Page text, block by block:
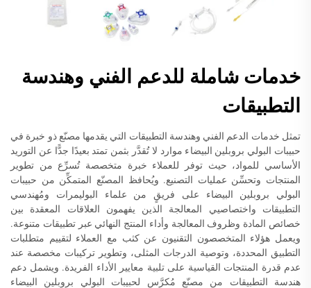
خدمات شاملة للدعم الفني وهندسة
التطبيقات
تمثل خدمات الدعم الفني وهندسة التطبيقات التي يقدمها مصنّع ذو خبرة في
حبيبات البولي بروبلين البيضاء موارد لا تُقدَّر بثمن تمتد بعيدًا جدًّا عن التوريد
الأساسي للمواد، حيث توفر للعملاء خبرة متخصصة تُسرِّع من تطوير
المنتجات وتحسِّن عمليات التصنيع. ويُحافظ المصنّع المتمكِّن من حبيبات
البولي بروبلين البيضاء على فريقٍ من علماء البوليمرات ومُهندسي
التطبيقات واختصاصيي المعالجة الذين يفهمون العلاقات المعقدة بين
خصائص المادة وظروف المعالجة وأداء المنتج النهائي عبر تطبيقات متنوعة.
ويعمل هؤلاء المتخصصون التقنيون عن كثب مع العملاء لتقييم متطلبات
التطبيق المحددة، وتوصية الدرجات المثلى، وتطوير تركيبات مخصصة عند
عدم قدرة المنتجات القياسية على تلبية معايير الأداء الفريدة. ويشمل دعم
هندسة التطبيقات من مصنّع مُكرَّس لحبيبات البولي بروبلين البيضاء